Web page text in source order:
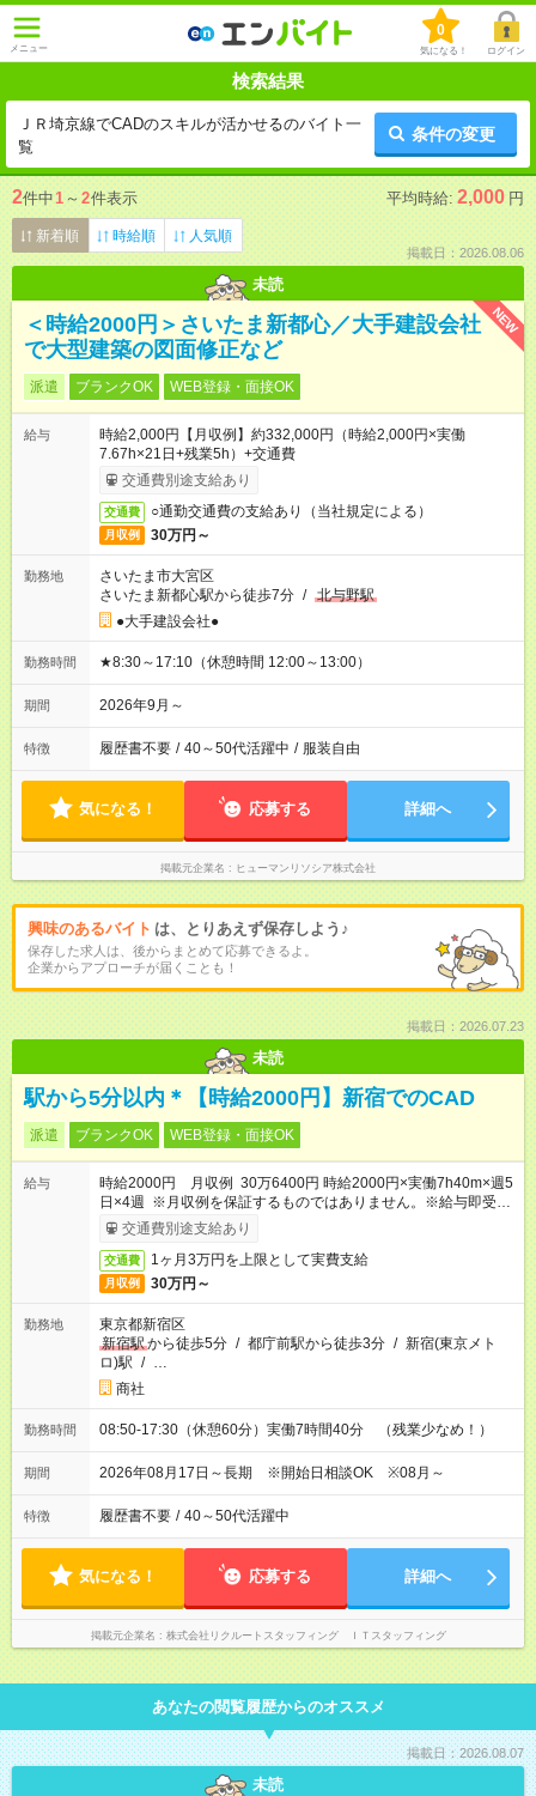
メニュー
0
気になる！ ログイン
検索結果
ＪＲ埼京線でCADのスキルが活かせるのバイト一
覧
条件の変更
2件中1 ～ 2件表示 平均時給: 2,000 円
新着順 時給順 人気順
掲載日：2026.08.06
未読
NEW
＜時給2000円＞さいたま新都心／大手建設会社
で大型建築の図面修正など
派遣 ブランクOK WEB登録・面接OK
給与
時給2,000円【月収例】約332,000円（時給2,000円×実働
7.67h×21日+残業5h）+交通費
交通費別途支給あり
交通費 ○通勤交通費の支給あり（当社規定による）
月収例 30万円～
勤務地
さいたま市大宮区
さいたま新都心駅から徒歩7分 / 北与野駅
●大手建設会社●
勤務時間 ★8:30～17:10（休憩時間 12:00～13:00）
期間 2026年9月～
特徴 履歴書不要 / 40～50代活躍中 / 服装自由
気になる！ 応募する 詳細へ
掲載元企業名 ヒューマンリソシア株式会社
興味のあるバイト は、とりあえず保存しよう♪
保存した求人は、後からまとめて応募できるよ。
企業からアプローチが届くことも！
掲載日：2026.07.23
未読
駅から5分以内＊【時給2000円】新宿でのCAD
派遣 ブランクOK WEB登録・面接OK
給与
時給2000円 月収例 30万6400円 時給2000円×実働7h40m×週5
日×4週 ※月収例を保証するものではありません。※給与即受取
りサービス利用可（利用条件有）
交通費別途支給あり
交通費 1ヶ月3万円を上限として実費支給
月収例 30万円～
勤務地
東京都新宿区
新宿駅から徒歩5分 / 都庁前駅から徒歩3分 / 新宿(東京メト
ロ)駅 / …
商社
勤務時間 08:50-17:30（休憩60分）実働7時間40分 （残業少なめ！）
期間 2026年08月17日～長期 ※開始日相談OK ※08月～
特徴 履歴書不要 / 40～50代活躍中
気になる！ 応募する 詳細へ
掲載元企業名 株式会社リクルートスタッフィング ＩＴスタッフィング
あなたの閲覧履歴からのオススメ
掲載日：2026.08.07
未読